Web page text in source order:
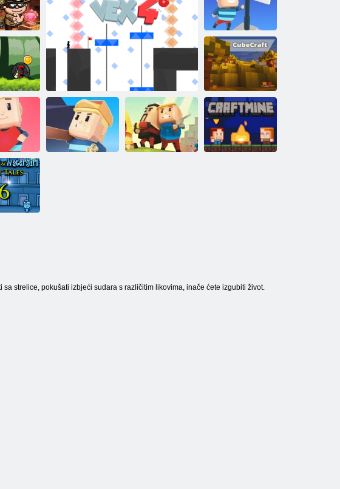
Robber
Kogama:
Dosegnite
zastavu
Ball
Kogama:
Kubični obrt
:: Srce
strelice, pokušati izbjeći sudara s različitim likovima, inače ćete izgubiti život.